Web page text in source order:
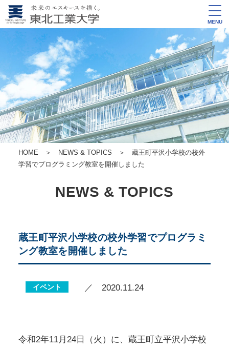
MENU
HOME ＞ NEWS & TOPICS ＞ 蔵王町平沢小学校の校外
学習でプログラミング教室を開催しました
NEWS & TOPICS
蔵王町平沢小学校の校外学習でプログラミ
ング教室を開催しました
イベント ／ 2020.11.24
令和2年11月24日（火）に、蔵王町立平沢小学校